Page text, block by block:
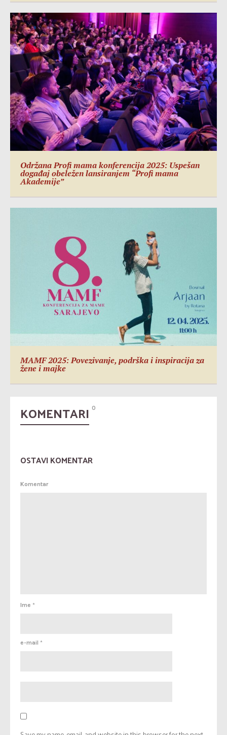
Održana Profi mama konferencija 2025: Uspešan
događaj obeležen lansiranjem “Profi mama
Akademije”
MAMF 2025: Povezivanje, podrška i inspiracija za
žene i majke
KOMENTARI 0
OSTAVI KOMENTAR
Komentar
Ime *
e-mail *